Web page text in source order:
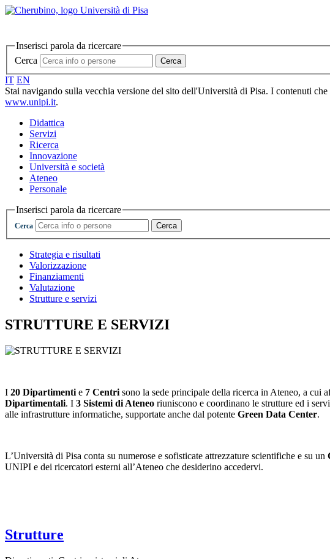
Inserisci parola da ricercare
Cerca
Cerca
IT EN
Stai navigando sulla vecchia versione del sito dell'Università di Pisa. I contenuti
www.unipi.it.
Didattica
Servizi
Ricerca
Innovazione
Università e società
Ateneo
Personale
Inserisci parola da ricercare
Cerca Cerca
Strategia e risultati
Valorizzazione
Finanziamenti
Valutazione
Strutture e servizi
STRUTTURE E SERVIZI
I 20 Dipartimenti e 7 Centri sono la sede principale della ricerca in Ateneo, a cui
Dipartimentali. I 3 Sistemi di Ateneo riuniscono e coordinano le strutture ed i
alle infrastrutture informatiche, supportate anche dal potente Green Data Center.
L’Università di Pisa conta su numerose e sofisticate attrezzature scientifiche e su un
UNIPI e dei ricercatori esterni all’Ateneo che desiderino accedervi.
Strutture